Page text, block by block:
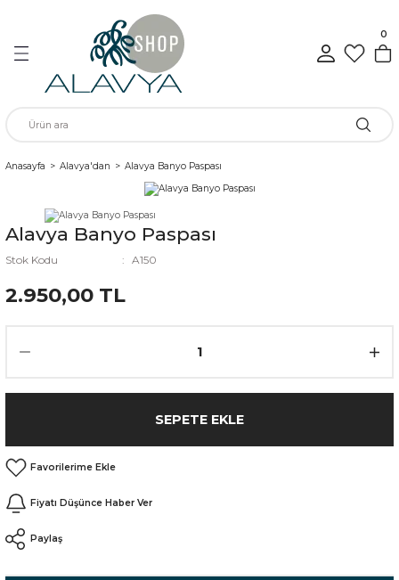
Geri Dön
Geri Dön
Geri Dön
Geri Dön
Geri Dön
Geri Dön
0
Anasayfa Alavya'dan Alavya Banyo Paspası
Alavya Banyo Paspası
Stok Kodu A150
2.950,00 TL
SEPETE EKLE
Fiyatı Düşünce Haber Ver
Paylaş